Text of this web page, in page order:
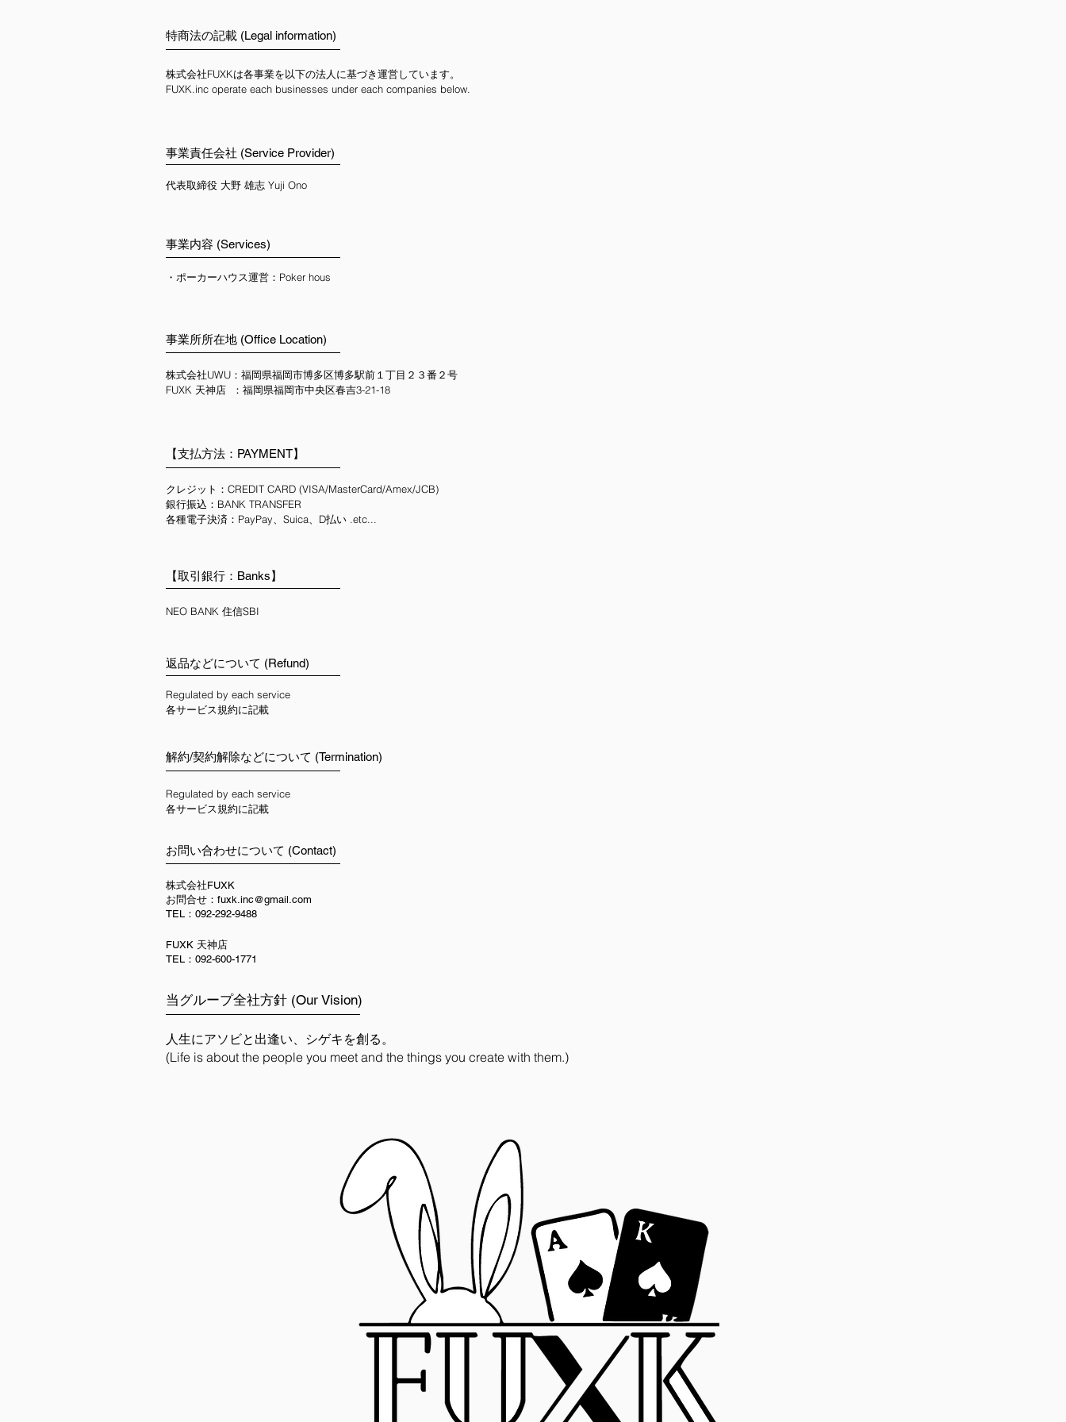
特商法の記載 (Legal information)
株式会社FUXKは各事業を以下の法人に基づき運営しています。
FUXK.inc operate each businesses under each companies below.
事業責任会社 (Service Provider)
代表取締役 大野 雄志 Yuji Ono
事業内容 (Services)
・ポーカーハウス運営：Poker hous
事業所所在地 (Office Location)
株式会社UWU：福岡県福岡市博多区博多駅前１丁目２３番２号
FUXK​ 天神店 ：福岡県福岡市中央区春吉3-21-18
【支払方法：PAYMENT】
クレジット：CREDIT CARD (VISA/MasterCard/Amex/JCB)
銀行振込：BANK TRANSFER
各種電子決済：PayPay、Suica、D払い .etc...
【取引銀行：Banks】
NEO BANK 住信SBI
返品などについて (Refund)
Regulated by each service ​
各サービス規約に記載
解約/契約解除などについて (Termination)
Regulated by each service ​
各サービス規約に記載
お問い合わせについて (Contact)
株式会社FUXK
お問合せ： fuxk.inc@gmail.com
TEL：092-292-9488
FUXK 天神店
TEL：092-600-1771
当グループ全社方針 (Our Vision)
人生にアソビと出逢い、シゲキを創る。
(Life is about the people you meet and the things you create with them.)